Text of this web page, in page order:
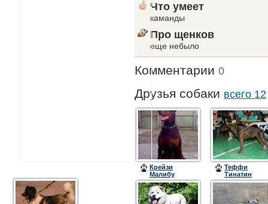
Что умеет
каманды
Про щенков
еще небыло
Комментарии 0
Друзья собаки всего 12
Крейзи
Малибу
Теффи
Тинатин
Тальони